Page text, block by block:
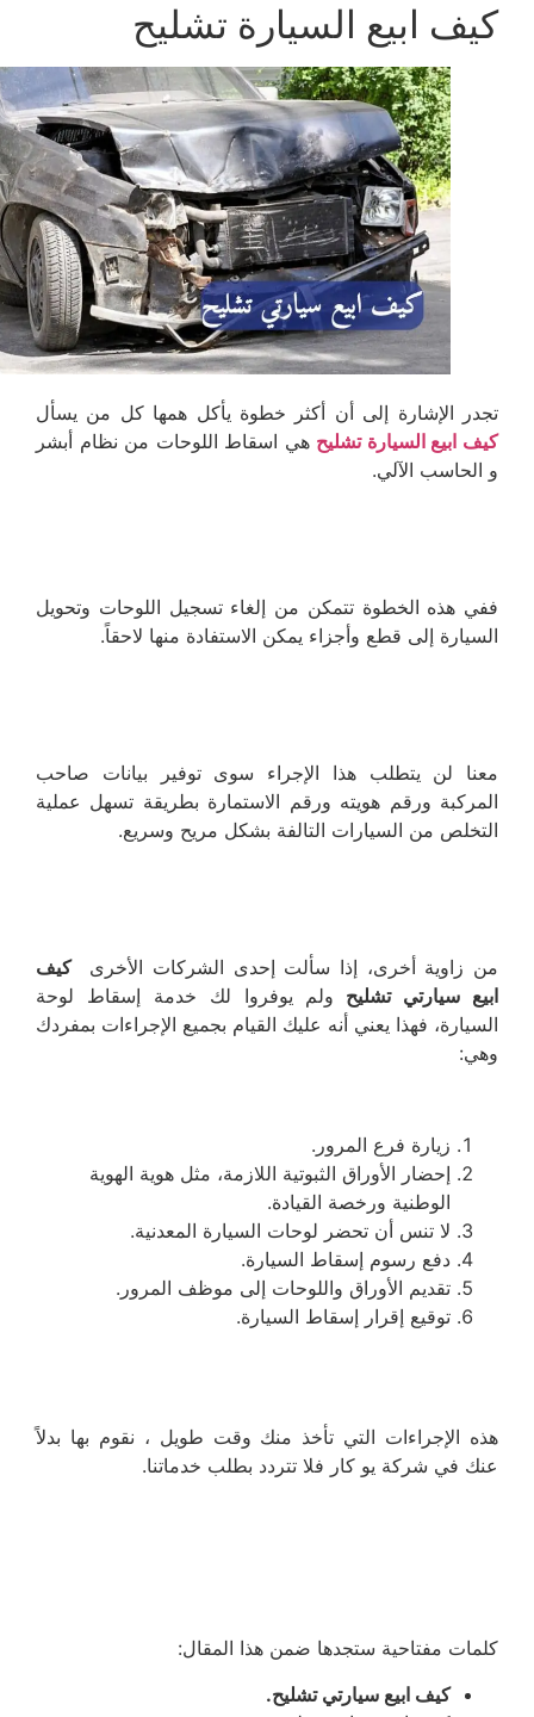
كيف ابيع السيارة تشليح
تجدر الإشارة إلى أن أكثر خطوة يأكل همها كل من يسأل
كيف ابيع السيارة تشليحهي اسقاط اللوحات من نظام أبشر
و الحاسب الآلي.
ففي هذه الخطوة تتمكن من إلغاء تسجيل اللوحات وتحويل
السيارة إلى قطع وأجزاء يمكن الاستفادة منها لاحقاً.
معنا لن يتطلب هذا الإجراء سوى توفير بيانات صاحب
المركبة ورقم هويته ورقم الاستمارة بطريقة تسهل عملية
التخلص من السيارات التالفة بشكل مريح وسريع.
من زاوية أخرى، إذا سألت إحدى الشركات الأخرى
كيف
ابيع سيارتي تشليح ولم يوفروا لك خدمة إسقاط لوحة
السيارة، فهذا يعني أنه عليك القيام بجميع الإجراءات بمفردك
وهي:
زيارة فرع المرور.
إحضار الأوراق الثبوتية اللازمة، مثل هوية الهوية
الوطنية ورخصة القيادة.
لا تنس أن تحضر لوحات السيارة المعدنية.
دفع رسوم إسقاط السيارة.
تقديم الأوراق واللوحات إلى موظف المرور.
توقيع إقرار إسقاط السيارة.
هذه الإجراءات التي تأخذ منك وقت طويل ، نقوم بها بدلاً
عنك في شركة يو كار فلا تتردد بطلب خدماتنا.
كلمات مفتاحية ستجدها ضمن هذا المقال:
كيف ابيع سيارتي تشليح.